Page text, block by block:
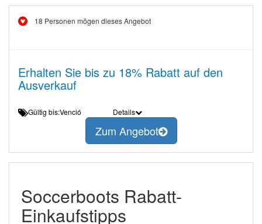
18 Personen mögen dieses Angebot
Erhalten Sie bis zu 18% Rabatt auf den
Ausverkauf
Gültig bis:Venció Details
Zum Angebot
Soccerboots Rabatt-
Einkaufstipps